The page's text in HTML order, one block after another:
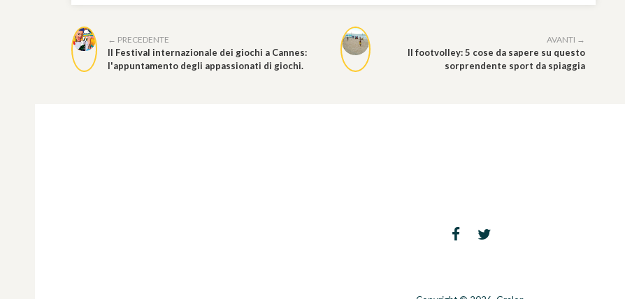
← PRECEDENTE
Il Festival internazionale dei giochi a Cannes:
l'appuntamento degli appassionati di giochi.
AVANTI →
Il footvolley: 5 cose da sapere su questo
sorprendente sport da spiaggia